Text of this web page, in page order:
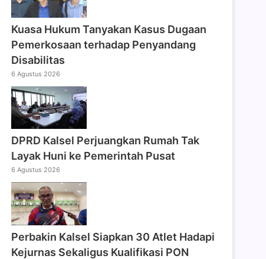
Kuasa Hukum Tanyakan Kasus Dugaan
Pemerkosaan terhadap Penyandang
Disabilitas
6 Agustus 2026
DPRD Kalsel Perjuangkan Rumah Tak
Layak Huni ke Pemerintah Pusat
6 Agustus 2026
Perbakin Kalsel Siapkan 30 Atlet Hadapi
Kejurnas Sekaligus Kualifikasi PON